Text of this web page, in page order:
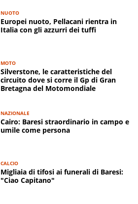
NUOTO
Europei nuoto, Pellacani rientra in
Italia con gli azzurri dei tuffi
MOTO
Silverstone, le caratteristiche del
circuito dove si corre il Gp di Gran
Bretagna del Motomondiale
NAZIONALE
Cairo: Baresi straordinario in campo e
umile come persona
CALCIO
Migliaia di tifosi ai funerali di Baresi:
"Ciao Capitano"